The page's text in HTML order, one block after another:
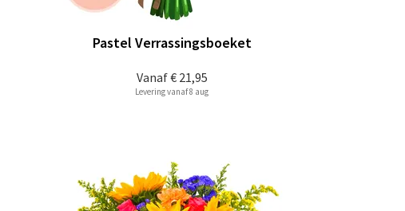
Vanaf€ 21,95
Pastel Verrassingsboeket
Levering vanaf 8 aug